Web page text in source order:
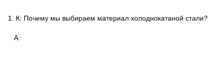
1. К: Почему мы выбираем материал холоднокатаной стали?
А: